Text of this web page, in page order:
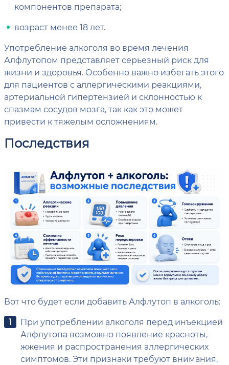
компонентов препарата;
возраст менее 18 лет.
Употребление алкоголя во время лечения
Алфлутопом представляет серьезный риск для
жизни и здоровья. Особенно важно избегать этого
для пациентов с аллергическими реакциями,
артериальной гипертензией и склонностью к
спазмам сосудов мозга, так как это может
привести к тяжелым осложнениям.
Последствия
Вот что будет если добавить Алфлутоп в алкоголь:
При употреблении алкоголя перед инъекцией
Алфлутопа возможно появление красноты,
жжения и распространения аллергических
симптомов. Эти признаки требуют внимания,